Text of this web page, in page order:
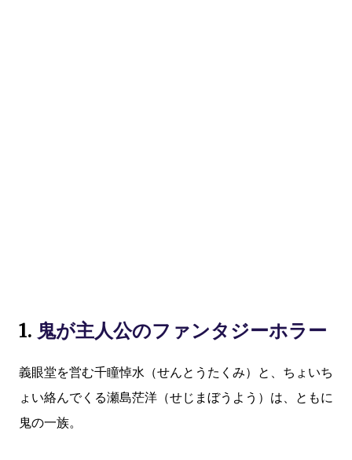
1. 鬼が主人公のファンタジーホラー
義眼堂を営む千瞳悼水（せんとうたくみ）と、ちょいち
ょい絡んでくる瀬島茫洋（せじまぼうよう）は、ともに
鬼の一族。